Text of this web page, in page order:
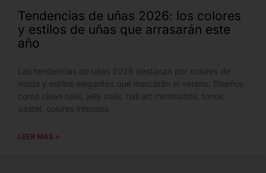
Tendencias de uñas 2026: los colores
y estilos de uñas que arrasarán este
año
Las tendencias de uñas 2026 destacan por colores de
moda y estilos elegantes que marcarán el verano. Diseños
como clean nails, jelly nails, nail art minimalista, tonos
pastel, colores intensos
LEER MÁS »